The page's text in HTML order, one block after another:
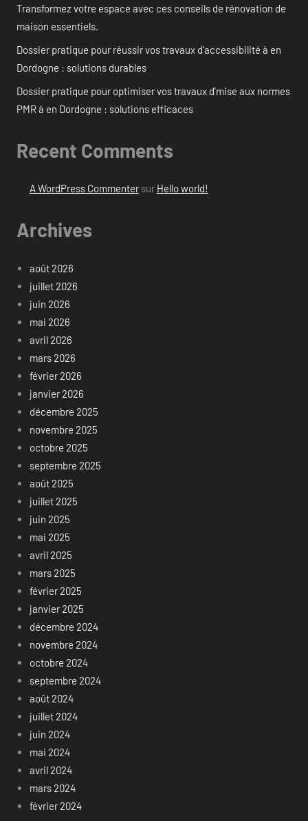
Transformez votre espace avec ces conseils de rénovation de
maison essentiels.
Dossier pratique pour réussir vos travaux d’accessibilité à en
Dordogne : solutions durables
Dossier pratique pour optimiser vos travaux d’mise aux normes
PMR à en Dordogne : solutions efficaces
Recent Comments
A WordPress Commentersur Hello world!
Archives
août 2026
juillet 2026
juin 2026
mai 2026
avril 2026
mars 2026
février 2026
janvier 2026
décembre 2025
novembre 2025
octobre 2025
septembre 2025
août 2025
juillet 2025
juin 2025
mai 2025
avril 2025
mars 2025
février 2025
janvier 2025
décembre 2024
novembre 2024
octobre 2024
septembre 2024
août 2024
juillet 2024
juin 2024
mai 2024
avril 2024
mars 2024
février 2024